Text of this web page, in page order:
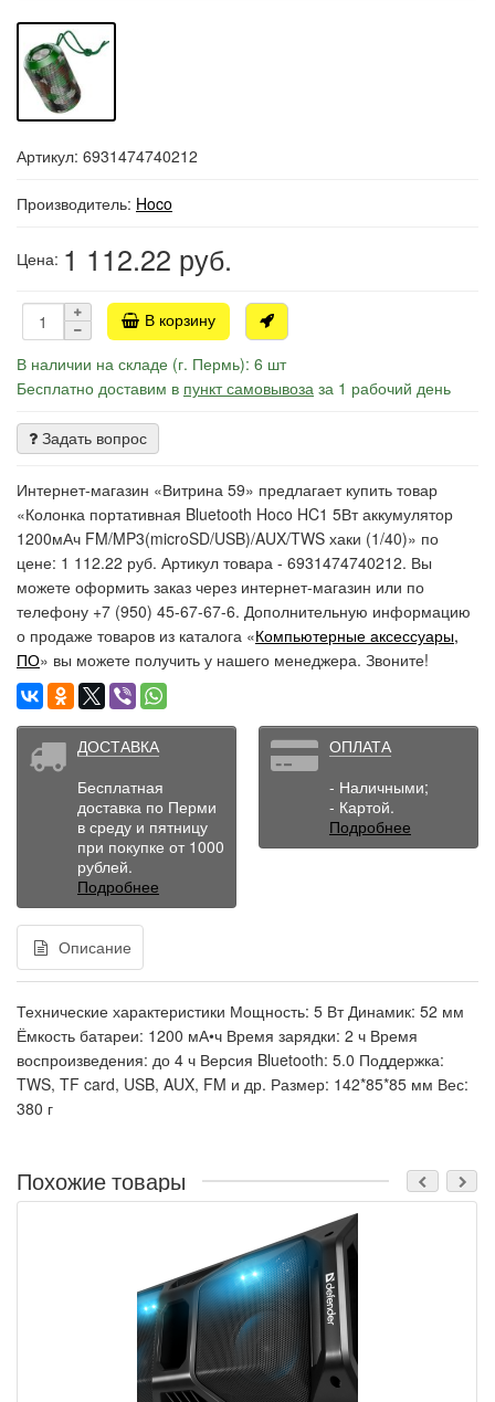
Артикул: 6931474740212
Производитель: Hoco
Цена: 1 112.22 руб.
В корзину
В наличии на складе (г. Пермь): 6 шт
Бесплатно доставим в пункт самовывоза за 1 рабочий день
Задать вопрос
Интернет-магазин «Витрина 59» предлагает купить товар
«Колонка портативная Bluetooth Hoco HC1 5Вт аккумулятор
1200мАч FM/MP3(microSD/USB)/AUX/TWS хаки (1/40)» по
цене: 1 112.22 руб. Артикул товара - 6931474740212. Вы
можете оформить заказ через интернет-магазин или по
телефону +7 (950) 45-67-67-6. Дополнительную информацию
о продаже товаров из каталога «Компьютерные аксессуары,
ПО» вы можете получить у нашего менеджера. Звоните!
ДОСТАВКА
Бесплатная
доставка по Перми
в среду и пятницу
при покупке от 1000
рублей.
Подробнее
ОПЛАТА
- Наличными;
- Картой.
Подробнее
Описание
Технические характеристики Мощность: 5 Вт Динамик: 52 мм
Ёмкость батареи: 1200 мА•ч Время зарядки: 2 ч Время
воспроизведения: до 4 ч Версия Bluetooth: 5.0 Поддержка:
TWS, TF card, USB, AUX, FM и др. Размер: 142*85*85 мм Вес:
380 г
Похожие товары